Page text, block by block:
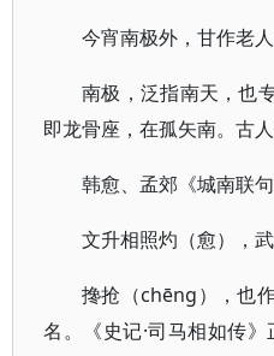
今宵南极外，甘作老人
南极，泛指南天，也
即龙骨座，在孤矢南。古
韩愈、孟郊《城南联句
文升相照灼（愈），武
搀抢（chēnɡ），也
名。《史记·司马相如传